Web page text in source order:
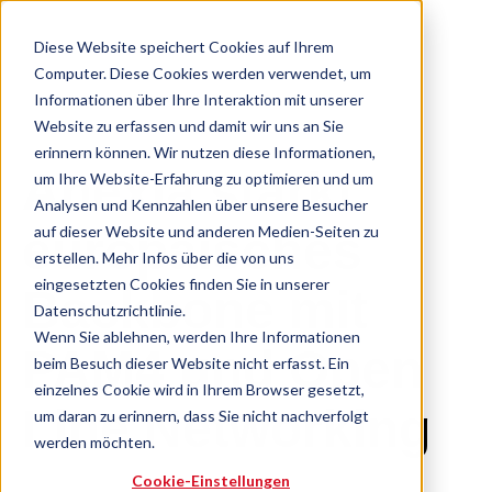
Diese Website speichert Cookies auf Ihrem
Computer. Diese Cookies werden verwendet, um
Informationen über Ihre Interaktion mit unserer
Website zu erfassen und damit wir uns an Sie
erinnern können. Wir nutzen diese Informationen,
um Ihre Website-Erfahrung zu optimieren und um
Analysen und Kennzahlen über unsere Besucher
auf dieser Website und anderen Medien-Seiten zu
erstellen. Mehr Infos über die von uns
eingesetzten Cookies finden Sie in unserer
Datenschutzrichtlinie.
Wenn Sie ablehnen, werden Ihre Informationen
beim Besuch dieser Website nicht erfasst. Ein
einzelnes Cookie wird in Ihrem Browser gesetzt,
um daran zu erinnern, dass Sie nicht nachverfolgt
werden möchten.
Cookie-Einstellungen
Anexia stärkt
europäisches
Backbone mit
PAM4 und Open
Line Networking